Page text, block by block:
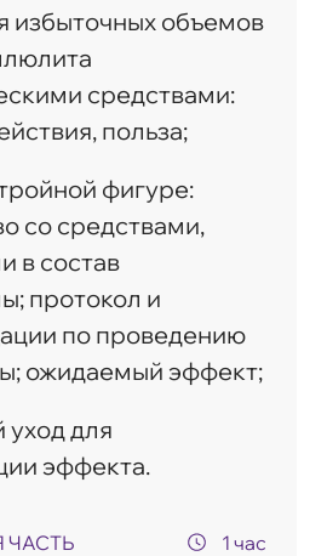
избыточных объемов
средствами:
польза;
фигуре:
со средствами,
в состав
протокол и
по проведению
ожидаемый эффект;
для
эффекта.
ЧАСТЬ 1 час